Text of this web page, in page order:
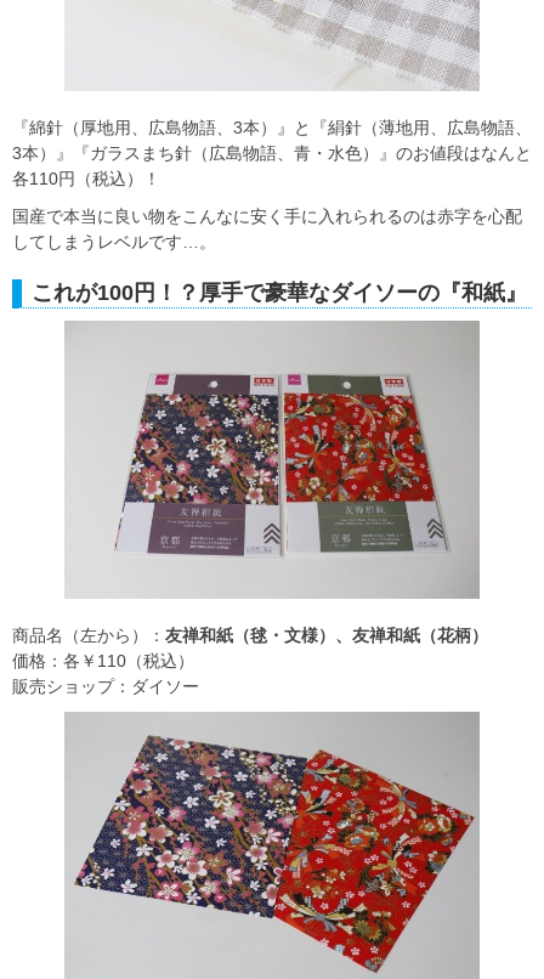
『綿針（厚地用、広島物語、3本）』と『絹針（薄地用、広島物語、
3本）』『ガラスまち針（広島物語、青・水色）』のお値段はなんと
各110円（税込）！
国産で本当に良い物をこんなに安く手に入れられるのは赤字を心配
してしまうレベルです…。
これが100円！？厚手で豪華なダイソーの『和紙』
商品名（左から）： 友禅和紙（毬・文様）、友禅和紙（花柄）
価格：各￥110（税込）
販売ショップ：ダイソー